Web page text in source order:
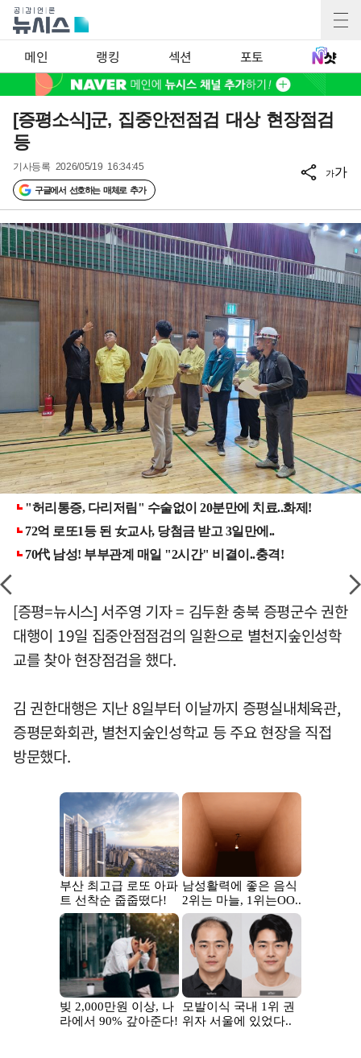
메인 랭킹 섹션 포토
[증평소식]군, 집중안전점검 대상 현장점검
등
기사등록 2026/05/19 16:34:45
구글에서 선호하는 매체로 추가
가가
[증평=뉴시스] 서주영 기자 = 김두환 충북 증평군수 권한
대행이 19일 집중안점점검의 일환으로 별천지숲인성학
교를 찾아 현장점검을 했다.
김 권한대행은 지난 8일부터 이날까지 증평실내체육관,
증평문화회관, 별천지숲인성학교 등 주요 현장을 직접
방문했다.